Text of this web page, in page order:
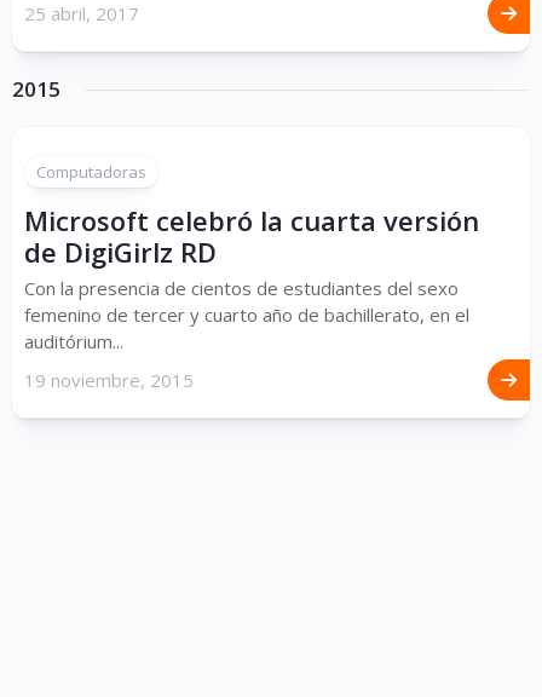
25 abril, 2017
2015
Computadoras
Microsoft celebró la cuarta versión
de DigiGirlz RD
Con la presencia de cientos de estudiantes del sexo
femenino de tercer y cuarto año de bachillerato, en el
auditórium...
19 noviembre, 2015